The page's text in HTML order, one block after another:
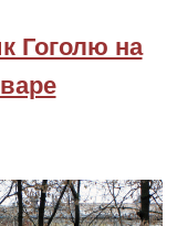
Гоголю на